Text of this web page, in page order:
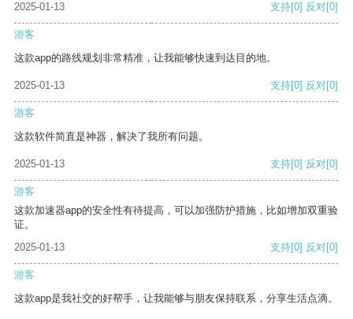
2025-01-13
支持[0] 反对[0]
游客
这款app的路线规划非常精准，让我能够快速到达目的地。
2025-01-13 支持[0] 反对[0]
游客
这款软件简直是神器，解决了我所有问题。
2025-01-13 支持[0] 反对[0]
游客
这款加速器app的安全性有待提高，可以加强防护措施，比如增加双重验
证。
2025-01-13
支持[0] 反对[0]
游客
这款app是我社交的好帮手，让我能够与朋友保持联系，分享生活点滴。